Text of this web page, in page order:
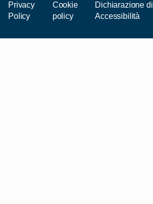
Privacy
Policy
Cookie
policy
Dichiarazione di
Accessibilità